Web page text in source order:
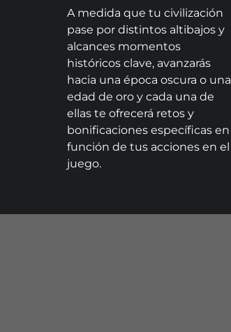
A medida que tu civilización
pase por distintos altibajos y
alcances momentos
históricos clave, avanzarás
hacia una época oscura o una
edad de oro y cada una de
ellas te ofrecerá retos y
bonificaciones específicas en
función de tus acciones en el
juego.